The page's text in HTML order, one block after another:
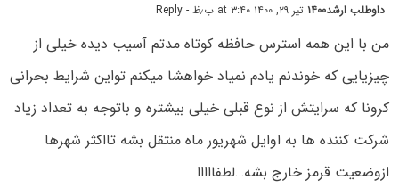
داوطلب ارشد۱۴۰۰ تیر ۲۹, ۱۴۰۰ at ۳:۴۰ ب٫ظ - Reply
من با این همه استرس حافظه کوتاه مدتم آسیب دیده خیلی از
چیزیایی که خوندنم یادم نمیاد خواهشا میکنم تواین شرایط بحرانی
کرونا که سرایتش از نوع قبلی خیلی بیشتره و باتوجه به تعداد زیاد
شرکت کننده ها به اوایل شهریور ماه منتقل بشه تااکثر شهرها
ازوضعیت قرمز خارج بشه…لطفااااا